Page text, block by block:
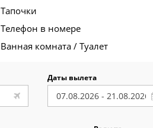
Тапочки
Телефон в номере
Ванная комната / Туалет
Даты вылета